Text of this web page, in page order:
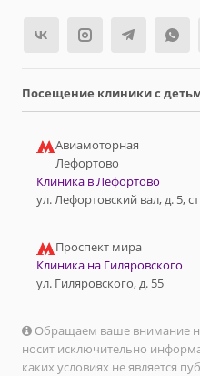
Посещение клиники с
Авиамоторная
Лефортово
Клиника в Лефортово
ул. Лефортовский вал, д. 5,
Проспект мира
Клиника на Гиляровского
ул. Гиляровского, д. 55
Обращаем ваше внимание
носит исключительно
каких условиях не является